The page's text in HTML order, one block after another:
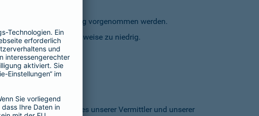
per Tastaturbedienung vorgenommen werden.
Hintergrund stellenweise zu niedrig.
auf den Homepages unserer Vermittler und unserer